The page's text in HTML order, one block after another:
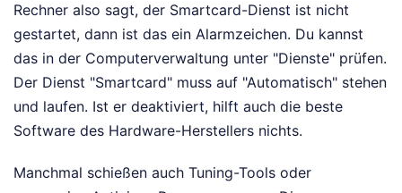
Rechner also sagt, der Smartcard-Dienst ist nicht
gestartet, dann ist das ein Alarmzeichen. Du kannst
das in der Computerverwaltung unter "Dienste" prüfen.
Der Dienst "Smartcard" muss auf "Automatisch" stehen
und laufen. Ist er deaktiviert, hilft auch die beste
Software des Hardware-Herstellers nichts.
Manchmal schießen auch Tuning-Tools oder